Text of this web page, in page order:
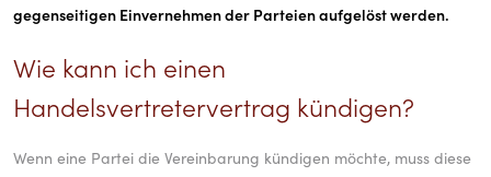
gegenseitigen Einvernehmen der Parteien aufgelöst werden.
Wie kann ich einen
Handelsvertretervertrag kündigen?
Wenn eine Partei die Vereinbarung kündigen möchte, muss diese